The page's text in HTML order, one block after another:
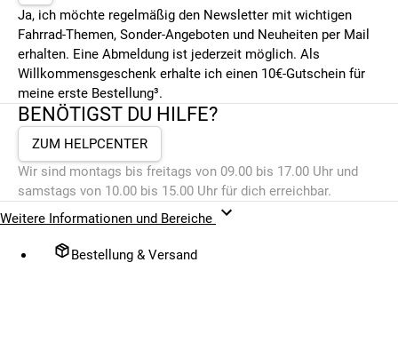
Ja, ich möchte regelmäßig den Newsletter mit wichtigen
Fahrrad-Themen, Sonder-Angeboten und Neuheiten per Mail
erhalten. Eine Abmeldung ist jederzeit möglich. Als
Willkommensgeschenk erhalte ich einen 10€-Gutschein für
meine erste Bestellung³.
BENÖTIGST DU HILFE?
ZUM HELPCENTER
Wir sind montags bis freitags von 09.00 bis 17.00 Uhr und
samstags von 10.00 bis 15.00 Uhr für dich erreichbar.
Weitere Informationen und Bereiche
Bestellung & Versand